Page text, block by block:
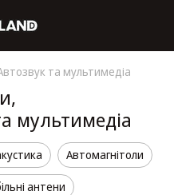
та мультимедіа
мультимедіа
Автомагнітоли
антени